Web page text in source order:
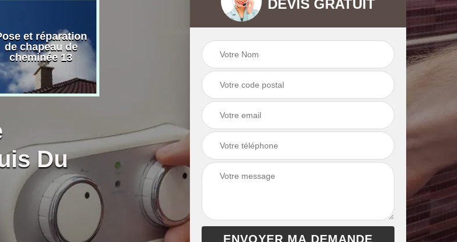
et réparation
de chapeau de
cheminée 13
Ramonage de
chaudière 13
Ramonage de
cheminée 13
Du
DEVIS GRATUIT